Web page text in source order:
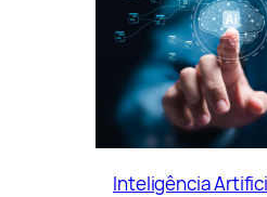
Inteligência